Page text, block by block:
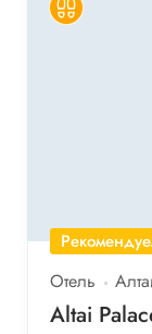
Отель
Altai